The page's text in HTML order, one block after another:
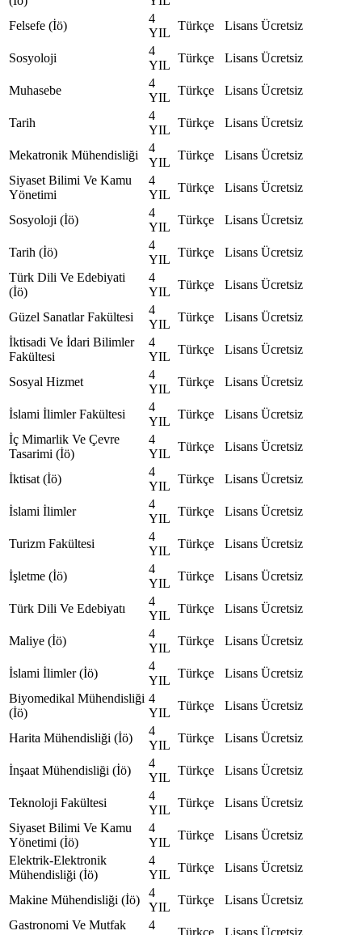
Felsefe (İö)
4
YIL
Türkçe Lisans Ücretsiz
Sosyoloji
4
YIL
Türkçe Lisans Ücretsiz
Muhasebe
4
YIL
Türkçe Lisans Ücretsiz
Tarih
4
YIL
Türkçe Lisans Ücretsiz
Mekatronik Mühendisliği
4
YIL
Türkçe Lisans Ücretsiz
Siyaset Bilimi Ve Kamu
Yönetimi
4
YIL
Türkçe Lisans Ücretsiz
Sosyoloji (İö)
4
YIL
Türkçe Lisans Ücretsiz
Tarih (İö)
4
YIL
Türkçe Lisans Ücretsiz
Türk Dili Ve Edebiyati
(İö)
4
YIL
Türkçe Lisans Ücretsiz
Güzel Sanatlar Fakültesi
4
YIL
Türkçe Lisans Ücretsiz
İktisadi Ve İdari Bilimler
Fakültesi
4
YIL
Türkçe Lisans Ücretsiz
Sosyal Hizmet
4
YIL
Türkçe Lisans Ücretsiz
İslami İlimler Fakültesi
4
YIL
Türkçe Lisans Ücretsiz
İç Mimarlik Ve Çevre
Tasarimi (İö)
4
YIL
Türkçe Lisans Ücretsiz
İktisat (İö)
4
YIL
Türkçe Lisans Ücretsiz
İslami İlimler
4
YIL
Türkçe Lisans Ücretsiz
Turizm Fakültesi
4
YIL
Türkçe Lisans Ücretsiz
İşletme (İö)
4
YIL
Türkçe Lisans Ücretsiz
Türk Dili Ve Edebiyatı
4
YIL
Türkçe Lisans Ücretsiz
Maliye (İö)
4
YIL
Türkçe Lisans Ücretsiz
İslami İlimler (İö)
4
YIL
Türkçe Lisans Ücretsiz
Biyomedikal Mühendisliği
(İö)
4
YIL
Türkçe Lisans Ücretsiz
Harita Mühendisliği (İö)
4
YIL
Türkçe Lisans Ücretsiz
İnşaat Mühendisliği (İö)
4
YIL
Türkçe Lisans Ücretsiz
Teknoloji Fakültesi
4
YIL
Türkçe Lisans Ücretsiz
Siyaset Bilimi Ve Kamu
Yönetimi (İö)
4
YIL
Türkçe Lisans Ücretsiz
Elektrik-Elektronik
Mühendisliği (İö)
4
YIL
Türkçe Lisans Ücretsiz
Makine Mühendisliği (İö)
4
YIL
Türkçe Lisans Ücretsiz
Gastronomi Ve Mutfak
4